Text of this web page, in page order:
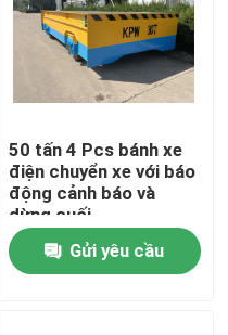
50 tấn 4 Pcs bánh xe
điện chuyển xe với báo
động cảnh báo và
dừng cuối
Gửi yêu cầu